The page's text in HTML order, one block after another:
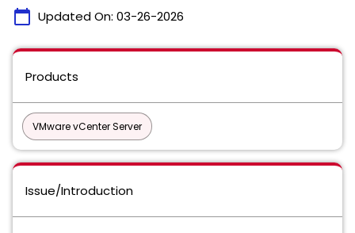
calendar_today Updated On: 03-26-2026
Products
VMware vCenter Server
Issue/Introduction